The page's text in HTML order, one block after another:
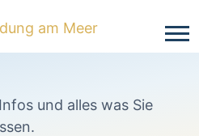
und alles was Sie